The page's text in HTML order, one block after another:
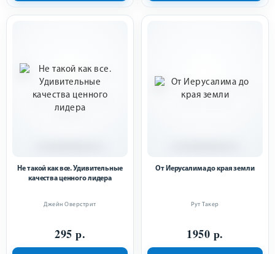
Не такой как все. Удивительные
качества ценного лидера
Джейн Оверстрит
295 р.
От Иерусалима до края земли
Рут Такер
1950 р.